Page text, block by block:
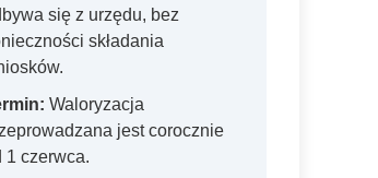
się z urzędu, bez
składania
Waloryzacja
jest corocznie
1 czerwca.